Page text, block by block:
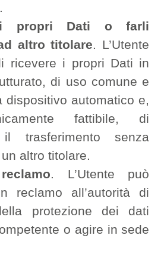
i propri Dati o farli
altro titolare. L’Utente
ricevere i propri Dati in
di uso comune e
dispositivo automatico e,
fattibile, di
il trasferimento senza
altro titolare.
. L’Utente può
reclamo all’autorità di
protezione dei dati
o agire in sede